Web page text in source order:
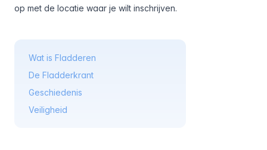
op met de locatie waar je wilt inschrijven.
Wat is Fladderen
De Fladderkrant
Geschiedenis
Veiligheid